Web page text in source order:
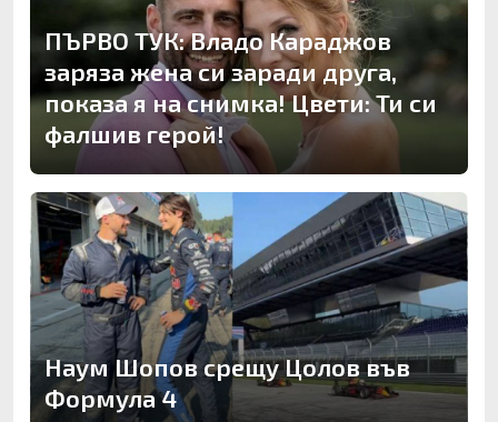
ПЪРВО ТУК: Владо Караджов
заряза жена си заради друга,
показа я на снимка! Цвети: Ти си
фалшив герой!
Наум Шопов срещу Цолов във
Формула 4